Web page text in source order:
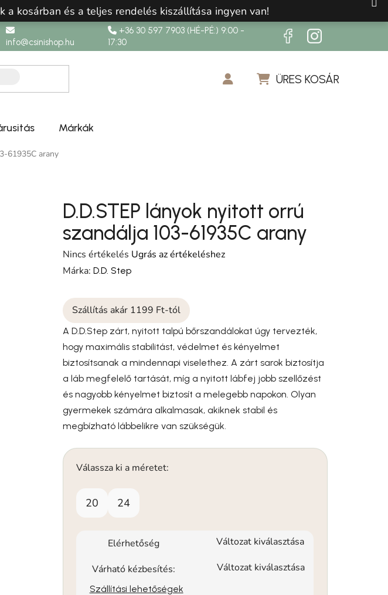
a kosárban és a teljes rendelés kiszállítása ingyen van!
elállás
info@csinishop.hu
+36 30 597 7903 (HÉ-PÉ:) 9:00 -
17:30
ÜRES KOSÁR
Márkák
61935C arany
D.D.STEP lányok nyitott orrú
szandálja 103-61935C arany
A termék átlagos értékelése 5-ből 0,0 csillag.
Nincs értékelés Ugrás az értékeléshez
Márka:D.D. Step
Szállítás akár 1199 Ft-tól
A D.D.Step zárt, nyitott talpú bőrszandálokat úgy tervezték,
hogy maximális stabilitást, védelmet és kényelmet
biztosítsanak a mindennapi viselethez. A zárt sarok biztosítja
a láb megfelelő tartását, míg a nyitott lábfej jobb szellőzést
és nagyobb kényelmet biztosít a melegebb napokon. Olyan
gyermekek számára alkalmasak, akiknek stabil és
megbízható lábbelikre van szükségük.
Válassza ki a méretet:
20 24
Elérhetőség Változat kiválasztása
Várható kézbesítés: Változat kiválasztása
Szállítási lehetőségek